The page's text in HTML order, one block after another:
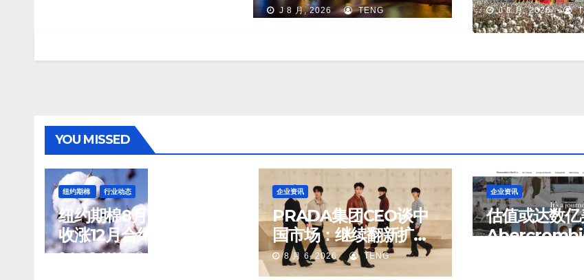
J 8 月, 2026 TENG J 8 月, 2026
YOU MISSED
纽约期棉 行业动态
纽约期棉8月6日(周四)
收涨12月合约报83.16美
分/磅
8 月 7, 2026 TENG
企业资讯
PRADA集团CEO谈中
国市场：继续翻新扩建
重要门店；某些城市的
第二、第三店不再有价
8 月 6, 2026 TENG
企业资讯
估值或达数